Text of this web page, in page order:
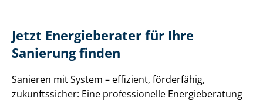
Jetzt Energieberater für Ihre
Sanierung finden
Sanieren mit System – effizient, förderfähig,
zukunftssicher: Eine professionelle Energieberatung